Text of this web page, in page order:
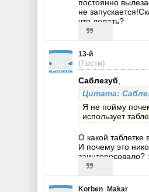
постоянно
не
что делать?
13-й
(Гости)
Саблезуб,
Цитата:
Я не пойму
использует
О какой таблетке
И почему это
заинтересовало?
Korben_Makar